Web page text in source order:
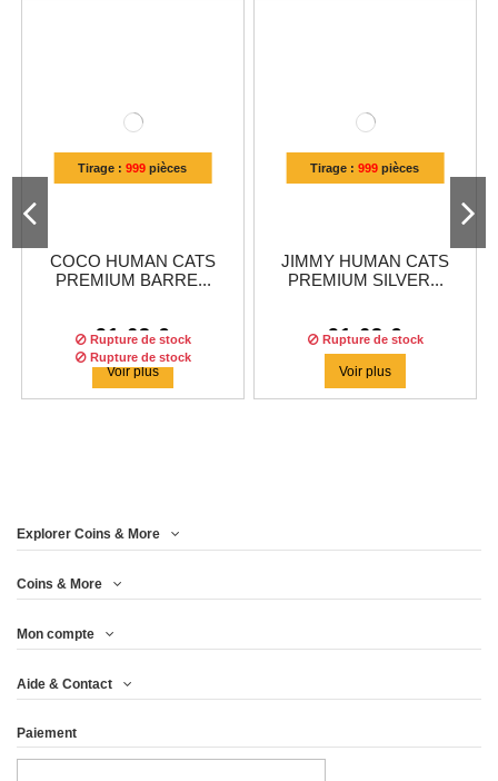
Tirage :999 pièces
COCO HUMAN CATS
PREMIUM BARRE...
91,63 €
Rupture de stock
Voir plus
Tirage :999 pièces
JIMMY HUMAN CATS
PREMIUM SILVER...
91,63 €
Rupture de stock
Voir plus
Tirage :
PREMIUM...
91,63 €
Rupture de stock
Explorer Coins & More
Coins & More
Mon compte
Aide & Contact
Paiement